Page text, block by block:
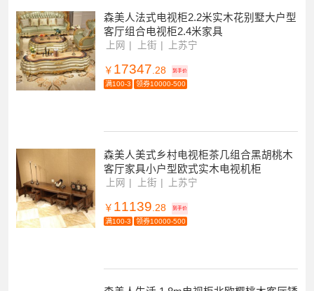
森美人法式电视柜2.2米实木花别墅大户型
客厅组合电视柜2.4米家具
上网 上街 上苏宁
￥ 17347.28 到手价
满100-3 领券10000-500
森美人美式乡村电视柜茶几组合黑胡桃木
客厅家具小户型欧式实木电视机柜
上网 上街 上苏宁
￥ 11139 .28 到手价
满100-3 领券10000-500